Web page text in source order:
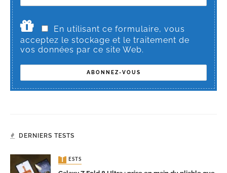
En utilisant ce formulaire, vous
acceptez le stockage et le traitement de
vos données par ce site Web.
DERNIERS TESTS
TESTS